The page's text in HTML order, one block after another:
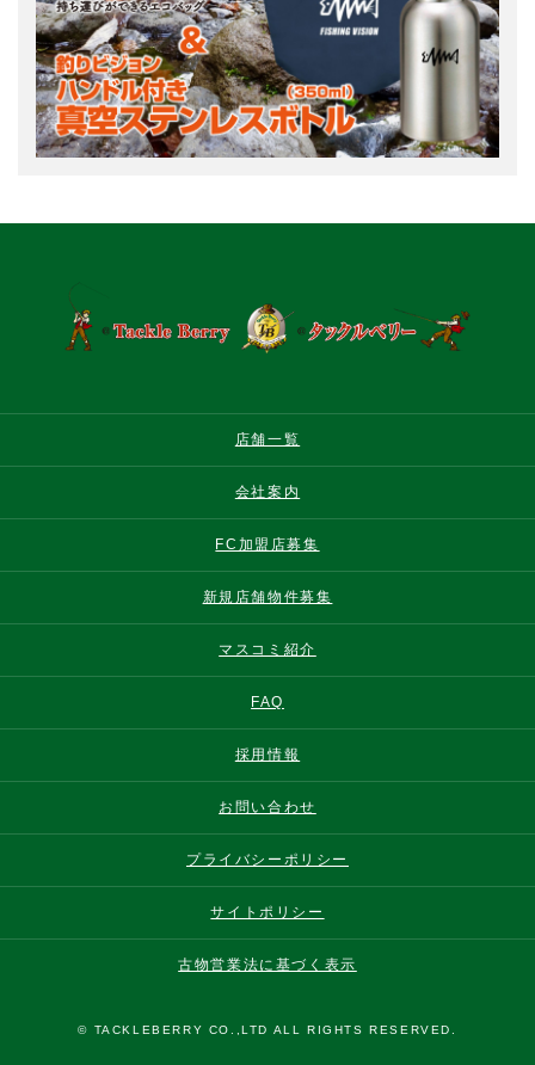
店舗一覧
会社案内
FC加盟店募集
新規店舗物件募集
マスコミ紹介
FAQ
採用情報
お問い合わせ
プライバシーポリシー
サイトポリシー
古物営業法に基づく表示
© TACKLEBERRY CO.,LTD ALL RIGHTS RESERVED.